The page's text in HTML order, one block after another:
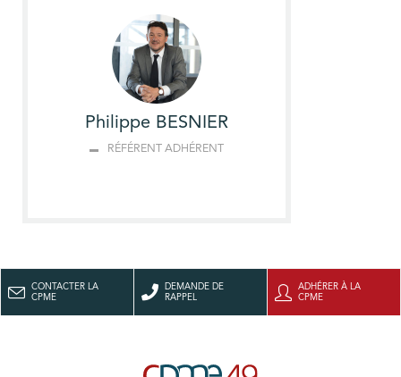
Philippe BESNIER
RÉFÉRENT ADHÉRENT
CONTACTER LA
CPME
DEMANDE DE
RAPPEL
ADHÉRER À LA
CPME